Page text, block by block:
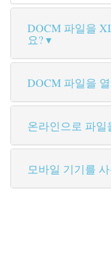
DOCM 파일을
요?
DOCM 파일을
온라인으로 파일
모바일 기기를